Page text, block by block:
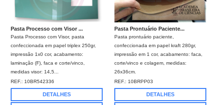
Pasta Processo com Visor ...
Pasta Processo com Visor, pasta
confeccionada em papel triplex 250gr,
impressão 1x0 cor, acabamento:
laminação (F), faca e corte/vinco,
medidas visor: 14,5...
REF.:10BR542336
DETALHES
Pasta Prontuário Paciente...
Pasta prontuário paciente,
confeccionada em papel kraft 280gr,
impressão em 1 cor, acabamento: faca,
corte/vinco e colagem, medidas:
26x36cm.
REF.:10BRPP03
DETALHES